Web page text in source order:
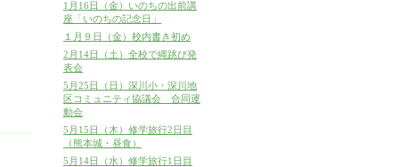
1月16日（金）いのちの出前講
座「いのちの記念日」
１月９日（金）校内書き初め
2月14日（土）全校で縄跳び発
表会
5月25日（日）深川小・深川地
区コミュニティ協議会 合同運
動会
5月15日（木）修学旅行2日目
（熊本城・昼食）
5月14日（水）修学旅行1日目